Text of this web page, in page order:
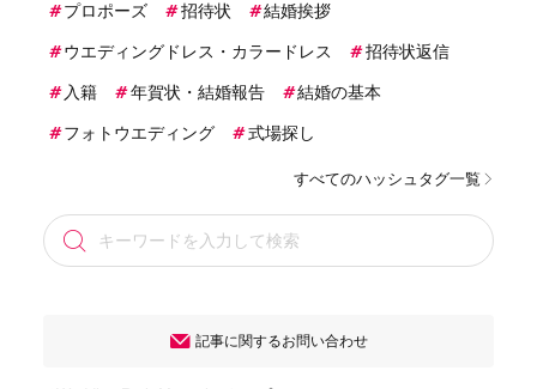
プロポーズ 招待状 結婚挨拶
ウエディングドレス・カラードレス 招待状返信
入籍 年賀状・結婚報告 結婚の基本
フォトウエディング 式場探し
すべてのハッシュタグ一覧
記事に関するお問い合わせ